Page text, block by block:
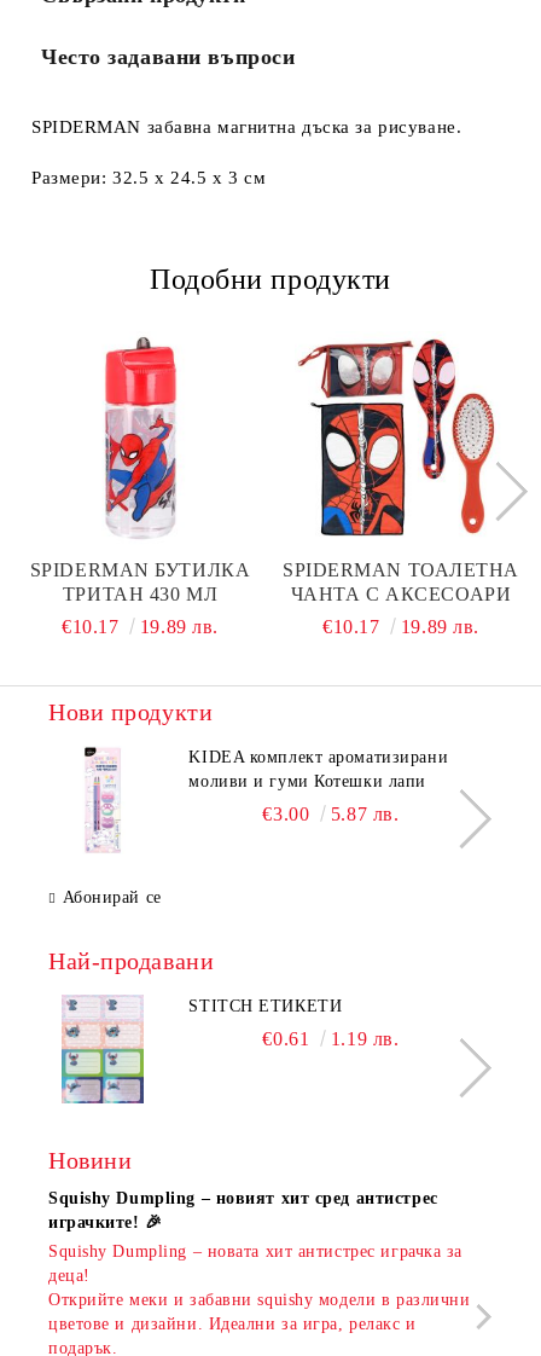
Често задавани въпроси
SPIDERMAN забавна магнитна дъска за рисуване.
Размери: 32.5 х 24.5 х 3 см
Подобни продукти
SPIDERMAN БУТИЛКА
ТРИТАН 430 МЛ
€10.17
19.89 лв.
SPIDERMAN ТОАЛЕТНА
ЧАНТА С АКСЕСОАРИ
€10.17
19.89 лв.
Нови продукти
KIDEA комплект ароматизирани
моливи и гуми Котешки лапи
€3.00 5.87 лв.
Абонирай се
Най-продавани
STITCH ЕТИКЕТИ
€0.61 1.19 лв.
Новини
Squishy Dumpling – новият хит сред антистрес
играчките! 🎉
Squishy Dumpling – новата хит антистрес играчка за
деца!
Открийте меки и забавни squishy модели в различни
цветове и дизайни. Идеални за игра, релакс и
подарък.